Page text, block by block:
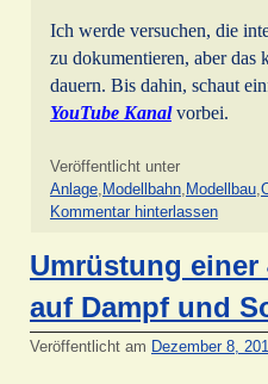
Ich werde versuchen, die
zu dokumentieren, aber das
dauern. Bis dahin, schaut
YouTube Kanalvorbei.
Veröffentlicht unter
Anlage, Modellbahn, Modellbau,
Kommentar hinterlassen
Umrüstung einer
auf Dampf und
Veröffentlicht am Dezember 8,